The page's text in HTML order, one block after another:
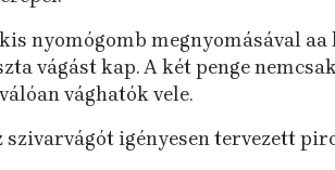
nyomógomb megnyomásával
vágást kap. A két penge
vághatók vele.
szivarvágót igényesen tervezett